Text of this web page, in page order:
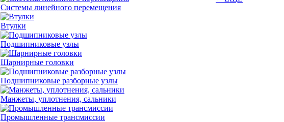
Системы линейного перемещения
Втулки
Подшипниковые узлы
Шарнирные головки
Подшипниковые разборные узлы
Манжеты, уплотнения, сальники
Промышленные трансмиссии